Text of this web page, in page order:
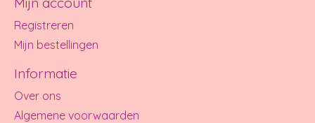
Registreren
Mijn bestellingen
Informatie
Over ons
Algemene voorwaarden